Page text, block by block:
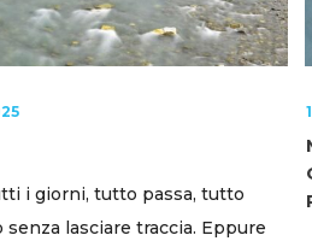
i giorni, tutto passa, tutto
senza lasciare traccia. Eppure